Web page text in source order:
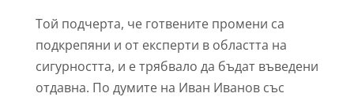
Той подчерта, че готвените промени са
подкрепяни и от експерти в областта на
сигурността, и е трябвало да бъдат въведени
отдавна. По думите на Иван Иванов със